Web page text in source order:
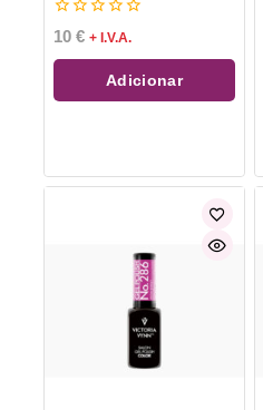
0
de
5
10 € + I.V.A.
Adicionar